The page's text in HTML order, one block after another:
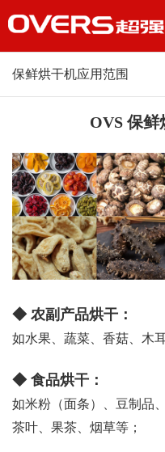
保鲜烘干机应用范围
OVS 保鲜
◆ 农副产品烘干：
如水果、蔬菜、香菇、木
◆ 食品烘干：
如米粉（面条）、豆制品
茶叶、果茶、烟草等；